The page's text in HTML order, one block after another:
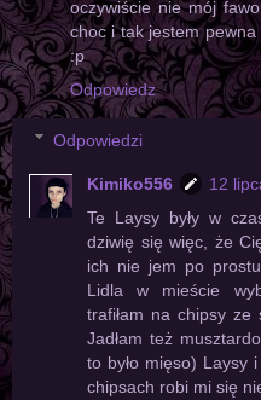
oczywiście nie mój
choc i tak jestem pewna
:p
Odpowiedz
Odpowiedzi
Kimiko556
12
Te Laysy były w
dziwię się więc, że
ich nie jem po
Lidla w mieście
trafiłam na chipsy ze
Jadłam też
to było mięso) Laysy
chipsach robi mi się